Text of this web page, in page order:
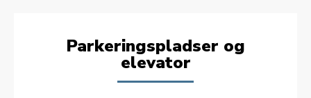
Parkeringspladser og
elevator